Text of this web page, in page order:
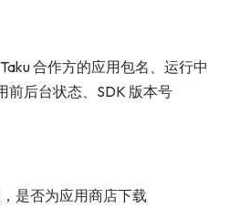
合作方的应用包名、运行中
前后台状态、SDK 版本号
是否为应用商店下载